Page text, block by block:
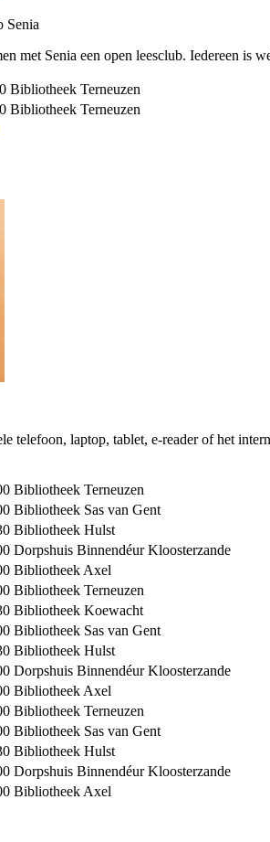
Senia
met Senia een open leesclub. Iedereen is
Bibliotheek Terneuzen
Bibliotheek Terneuzen
telefoon, laptop, tablet, e-reader of het
Bibliotheek Terneuzen
Bibliotheek Sas van Gent
Bibliotheek Hulst
Dorpshuis Binnendéur Kloosterzande
Bibliotheek Axel
Bibliotheek Terneuzen
Bibliotheek Koewacht
Bibliotheek Sas van Gent
Bibliotheek Hulst
Dorpshuis Binnendéur Kloosterzande
Bibliotheek Axel
Bibliotheek Terneuzen
Bibliotheek Sas van Gent
Bibliotheek Hulst
Dorpshuis Binnendéur Kloosterzande
Bibliotheek Axel